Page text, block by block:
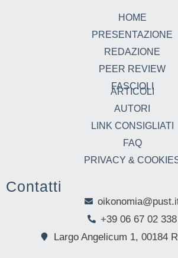
HOME
PRESENTAZIONE
REDAZIONE
PEER REVIEW
FASCIOLI
ARTICOLI
AUTORI
LINK CONSIGLIATI
FAQ
PRIVACY &
Contatti
+39 06 67 02 338
Largo Angelicum 1, 00184